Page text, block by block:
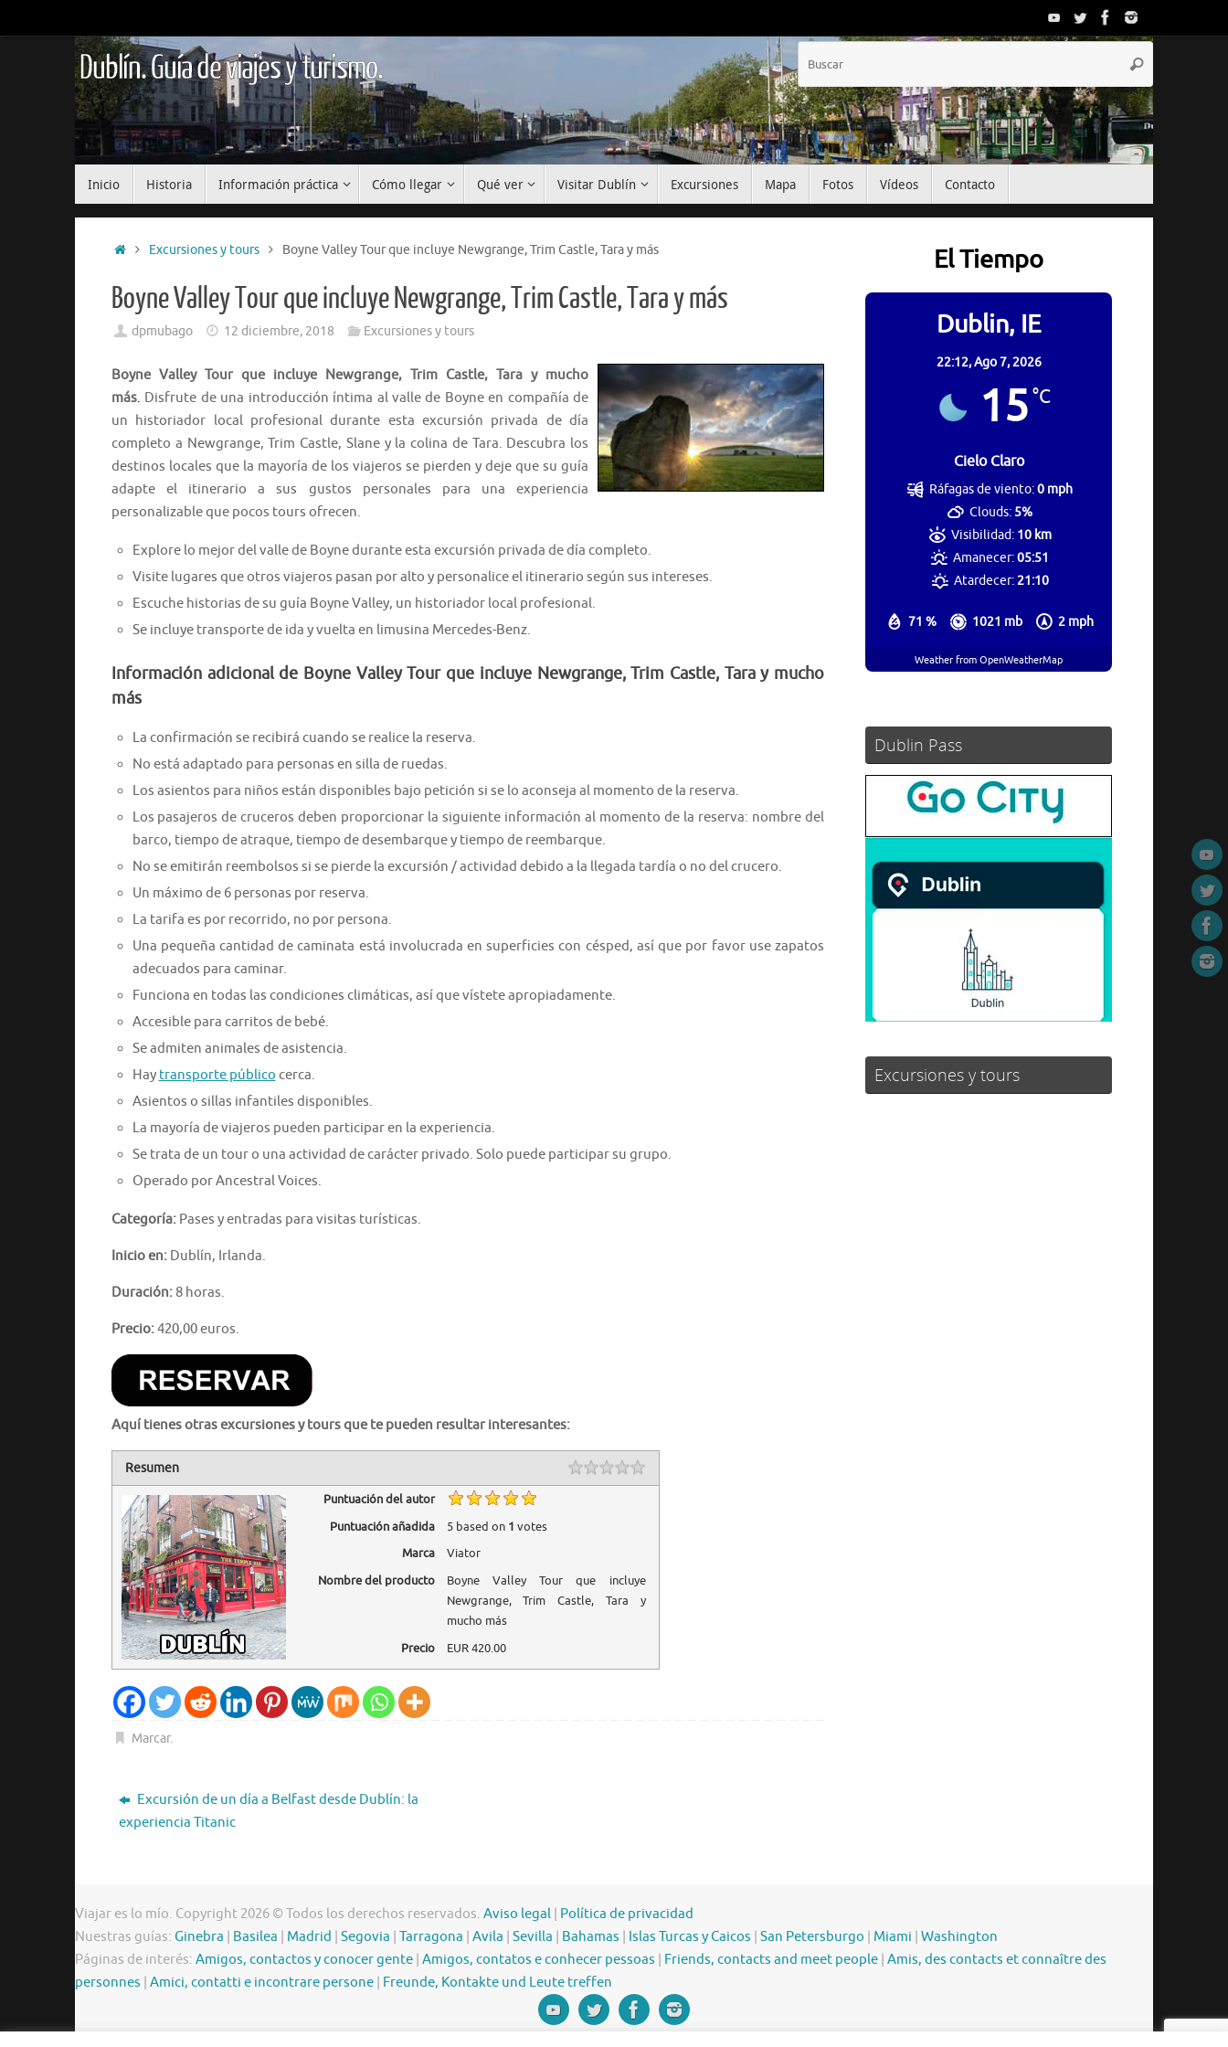
al
Dublín. Guía de viajes y turismo. Buscar
Inicio Historia Información práctica Cómo llegar Qué ver Visitar Dublín Excursiones Mapa Fotos Vídeos Contacto
InicioExcursiones y tours Boyne Valley Tour que incluye Newgrange, Trim Castle, Tara y más
Boyne Valley Tour que incluye Newgrange, Trim Castle, Tara y más
dpmubago 12 diciembre, 2018 Excursiones y tours
Boyne Valley Tour que incluye Newgrange, Trim Castle, Tara y mucho
más. Disfrute de una introducción íntima al valle de Boyne en compañía de
un historiador local profesional durante esta excursión privada de día
completo a Newgrange, Trim Castle, Slane y la colina de Tara. Descubra los
destinos locales que la mayoría de los viajeros se pierden y deje que su guía
adapte el itinerario a sus gustos personales para una experiencia
personalizable que pocos tours ofrecen.
Explore lo mejor del valle de Boyne durante esta excursión privada de día completo.
Visite lugares que otros viajeros pasan por alto y personalice el itinerario según sus intereses.
Escuche historias de su guía Boyne Valley, un historiador local profesional.
Se incluye transporte de ida y vuelta en limusina Mercedes-Benz.
Información adicional de Boyne Valley Tour que incluye Newgrange, Trim Castle, Tara y mucho
más
La confirmación se recibirá cuando se realice la reserva.
No está adaptado para personas en silla de ruedas.
Los asientos para niños están disponibles bajo petición si se lo aconseja al momento de la reserva.
Los pasajeros de cruceros deben proporcionar la siguiente información al momento de la reserva: nombre del
barco, tiempo de atraque, tiempo de desembarque y tiempo de reembarque.
No se emitirán reembolsos si se pierde la excursión / actividad debido a la llegada tardía o no del crucero.
Un máximo de 6 personas por reserva.
La tarifa es por recorrido, no por persona.
Una pequeña cantidad de caminata está involucrada en superficies con césped, así que por favor use zapatos
adecuados para caminar.
Funciona en todas las condiciones climáticas, así que vístete apropiadamente.
Accesible para carritos de bebé.
Se admiten animales de asistencia.
Hay transporte público cerca.
Asientos o sillas infantiles disponibles.
La mayoría de viajeros pueden participar en la experiencia.
Se trata de un tour o una actividad de carácter privado. Solo puede participar su grupo.
Operado por Ancestral Voices.
Categoría: Pases y entradas para visitas turísticas.
Inicio en: Dublín, Irlanda.
Duración: 8 horas.
Precio:420,00 euros.
Aquí tienes otras excursiones y tours que te pueden resultar interesantes:
Resumen
Puntuación del autor
Puntuación añadida
5based on 1 votes
Marca
Viator
Nombre del producto
Boyne Valley Tour que incluye
Newgrange, Trim Castle, Tara y
mucho más
Precio
EUR420.00
Marcar.
Excursión de un día a Belfast desde Dublín: la
experiencia Titanic
El Tiempo
Dublin, IE
22:12,Ago 7, 2026
15°C
Cielo Claro
71 % 1021 mb 2 mph
Ráfagas de viento:0 mph
Clouds: 5%
Visibilidad: 10 km
Amanecer:05:51
Atardecer:21:10
Weather from OpenWeatherMap
Dublin Pass
Excursiones y tours
Viajar es lo mío. Copyright 2026 © Todos los derechos reservados. Aviso legal | Política de privacidad
Nuestras guías: Ginebra | Basilea | Madrid | Segovia | Tarragona | Avila | Sevilla | Bahamas | Islas Turcas y Caicos | San Petersburgo | Miami | Washington
Páginas de interés: Amigos, contactos y conocer gente | Amigos, contatos e conhecer pessoas | Friends, contacts and meet people | Amis, des contacts et connaître des
personnes | Amici, contatti e incontrare persone | Freunde, Kontakte und Leute treffen